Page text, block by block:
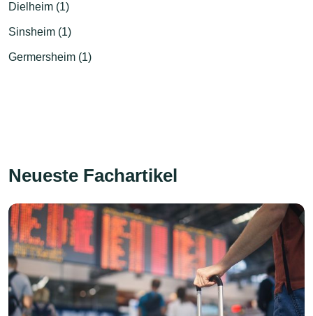
Dielheim (1)
Sinsheim (1)
Germersheim (1)
Neueste Fachartikel